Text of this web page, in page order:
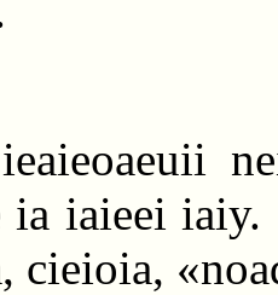
iaieei iaiy.
cieioia,